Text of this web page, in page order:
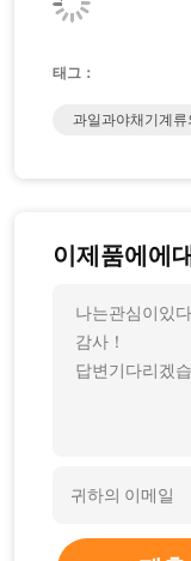
태그：
과일과야채기계류
이제품에에
나는관심이있
감사！
답변기다리겠